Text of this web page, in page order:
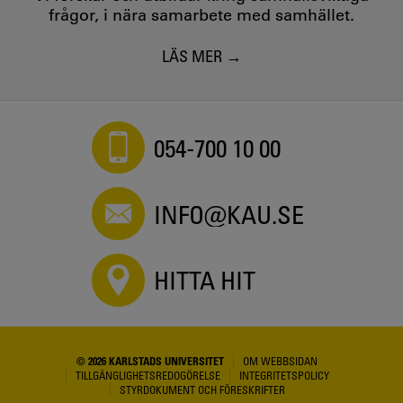
frågor, i nära samarbete med samhället.
LÄS MER
054-700 10 00
INFO@KAU.SE
HITTA HIT
© 2026 KARLSTADS UNIVERSITET
OM WEBBSIDAN
TILLGÄNGLIGHETSREDOGÖRELSE
INTEGRITETSPOLICY
STYRDOKUMENT OCH FÖRESKRIFTER